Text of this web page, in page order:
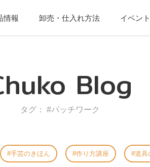
情報 卸売・仕入れ方法 イベン
Blog
タグ： #パッチワーク
手芸のきほん 作り方講座 道具